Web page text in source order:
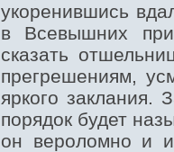
укоренившись
в Всевышних
сказать
прегрешениям,
яркого заклания.
порядок будет
он вероломно и